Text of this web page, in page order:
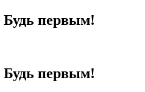
Будь первым!
Будь первым!